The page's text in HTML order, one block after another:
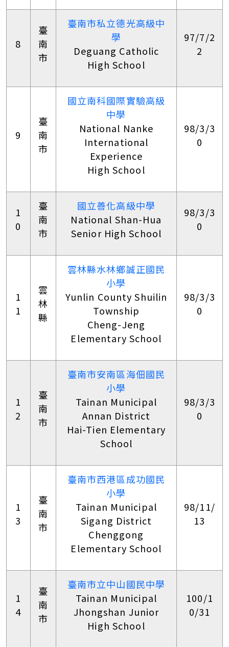
8
臺
南
市
臺南市私立德光高級中
學
Deguang Catholic
High School
97/7/2
2
9
臺
南
市
國立南科國際實驗高級
中學
National Nanke
International
Experience
High School
98/3/3
0
1
0
臺
南
市
國立善化高級中學
National Shan-Hua
Senior High School
98/3/3
0
1
1
雲
林
縣
雲林縣水林鄉誠正國民
小學
Yunlin County Shuilin
Township
Cheng-Jeng
Elementary School
98/3/3
0
1
2
臺
南
市
臺南市安南區海佃國民
小學
Tainan Municipal
Annan District
Hai-Tien Elementary
School
98/3/3
0
1
3
臺
南
市
臺南市西港區成功國民
小學
Tainan Municipal
Sigang District
Chenggong
Elementary School
98/11/
13
1
4
臺
南
市
臺南市立中山國民中學
Tainan Municipal
Jhongshan Junior
High School
100/1
0/31